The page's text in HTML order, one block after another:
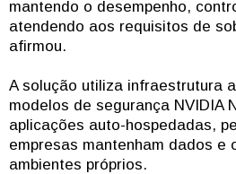
mantendo o desempenho,
atendendo aos requisitos de
afirmou.
A solução utiliza infraestrutura
modelos de segurança NVIDIA
aplicações auto-hospedadas,
empresas mantenham dados e
ambientes próprios.